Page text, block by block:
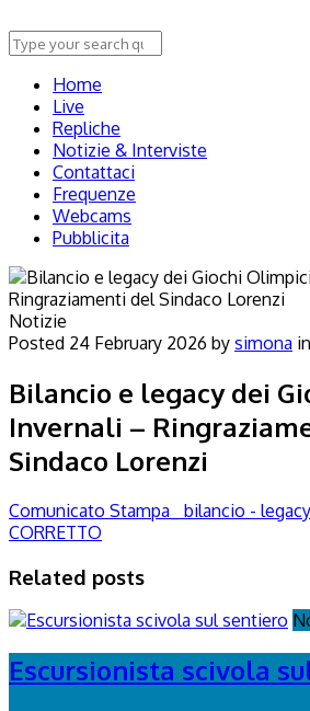
Home
Live
Repliche
Notizie & Interviste
Contattaci
Frequenze
Webcams
Pubblicita
Notizie
Posted 24 February 2026 by simona in
Bilancio e legacy dei
Invernali –
Sindaco Lorenzi
Comunicato Stampa_ bilancio -
CORRETTO
Related posts
Escursionista scivola